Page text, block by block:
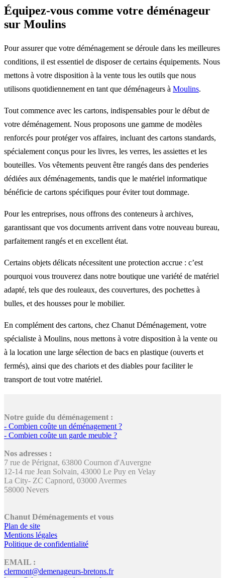
Équipez-vous comme votre déménageur
sur Moulins
Pour assurer que votre déménagement se déroule dans les meilleures
conditions, il est essentiel de disposer de certains équipements. Nous
mettons à votre disposition à la vente tous les outils que nous
utilisons quotidiennement en tant que déménageurs à Moulins.
Tout commence avec les cartons, indispensables pour le début de
votre déménagement. Nous proposons une gamme de modèles
renforcés pour protéger vos affaires, incluant des cartons standards,
spécialement conçus pour les livres, les verres, les assiettes et les
bouteilles. Vos vêtements peuvent être rangés dans des penderies
dédiées aux déménagements, tandis que le matériel informatique
bénéficie de cartons spécifiques pour éviter tout dommage.
Pour les entreprises, nous offrons des conteneurs à archives,
garantissant que vos documents arrivent dans votre nouveau bureau,
parfaitement rangés et en excellent état.
Certains objets délicats nécessitent une protection accrue : c’est
pourquoi vous trouverez dans notre boutique une variété de matériel
adapté, tels que des rouleaux, des couvertures, des pochettes à
bulles, et des housses pour le mobilier.
En complément des cartons, chez Chanut Déménagement, votre
spécialiste à Moulins, nous mettons à votre disposition à la vente ou
à la location une large sélection de bacs en plastique (ouverts et
fermés), ainsi que des chariots et des diables pour faciliter le
transport de tout votre matériel.
Notre guide du déménagement :
- Combien coûte un déménagement ?
- Combien coûte un garde meuble ?
Nos adresses :
7 rue de Pérignat, 63800 Cournon d'Auvergne
12-14 rue Jean Solvain, 43000 Le Puy en Velay
La City- ZC Capnord, 03000 Avermes
58000 Nevers
Chanut Déménagements et vous
Plan de site
Mentions légales
Politique de confidentialité
EMAIL :
clermont@demenageurs-bretons.fr